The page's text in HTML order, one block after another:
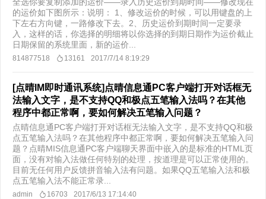
的运价如下图所示：说明： 1、修改运价的时候，可以用键盘的上
下左右方向键，一路修改下去。2、历史运价到期时间一定要录
入，这样的话，你选择的明细将以你选择的到期日期作为运价截止
日期保留的系统里面，新的运价...
814877518 13161 2017/7/14 8:19:29
[点晴IM即时通讯系统]点晴信息通PC客户端打开对话框无
法输入文字，是不支持QQ和极点五笔输入法吗？在其他
程序中都正常啊，要如何解决五笔输入问题？
点晴信息通PC客户端打开对话框无法输入文字，是不支持QQ和极
点五笔输入法吗？在其他程序中都正常啊，要如何解决五笔输入问
题？点晴MIS信息通PC客户端聊天界面中嵌入的是标准的HTML页
面，没有对输入法做任何特别的处理，按道理是可以正常使用的。
目前无任何用户反馈拼音输入法有问题。如果QQ五笔输入法和极
点五笔输入法不能正常录...
admin 16703 2017/6/13 17:14:40